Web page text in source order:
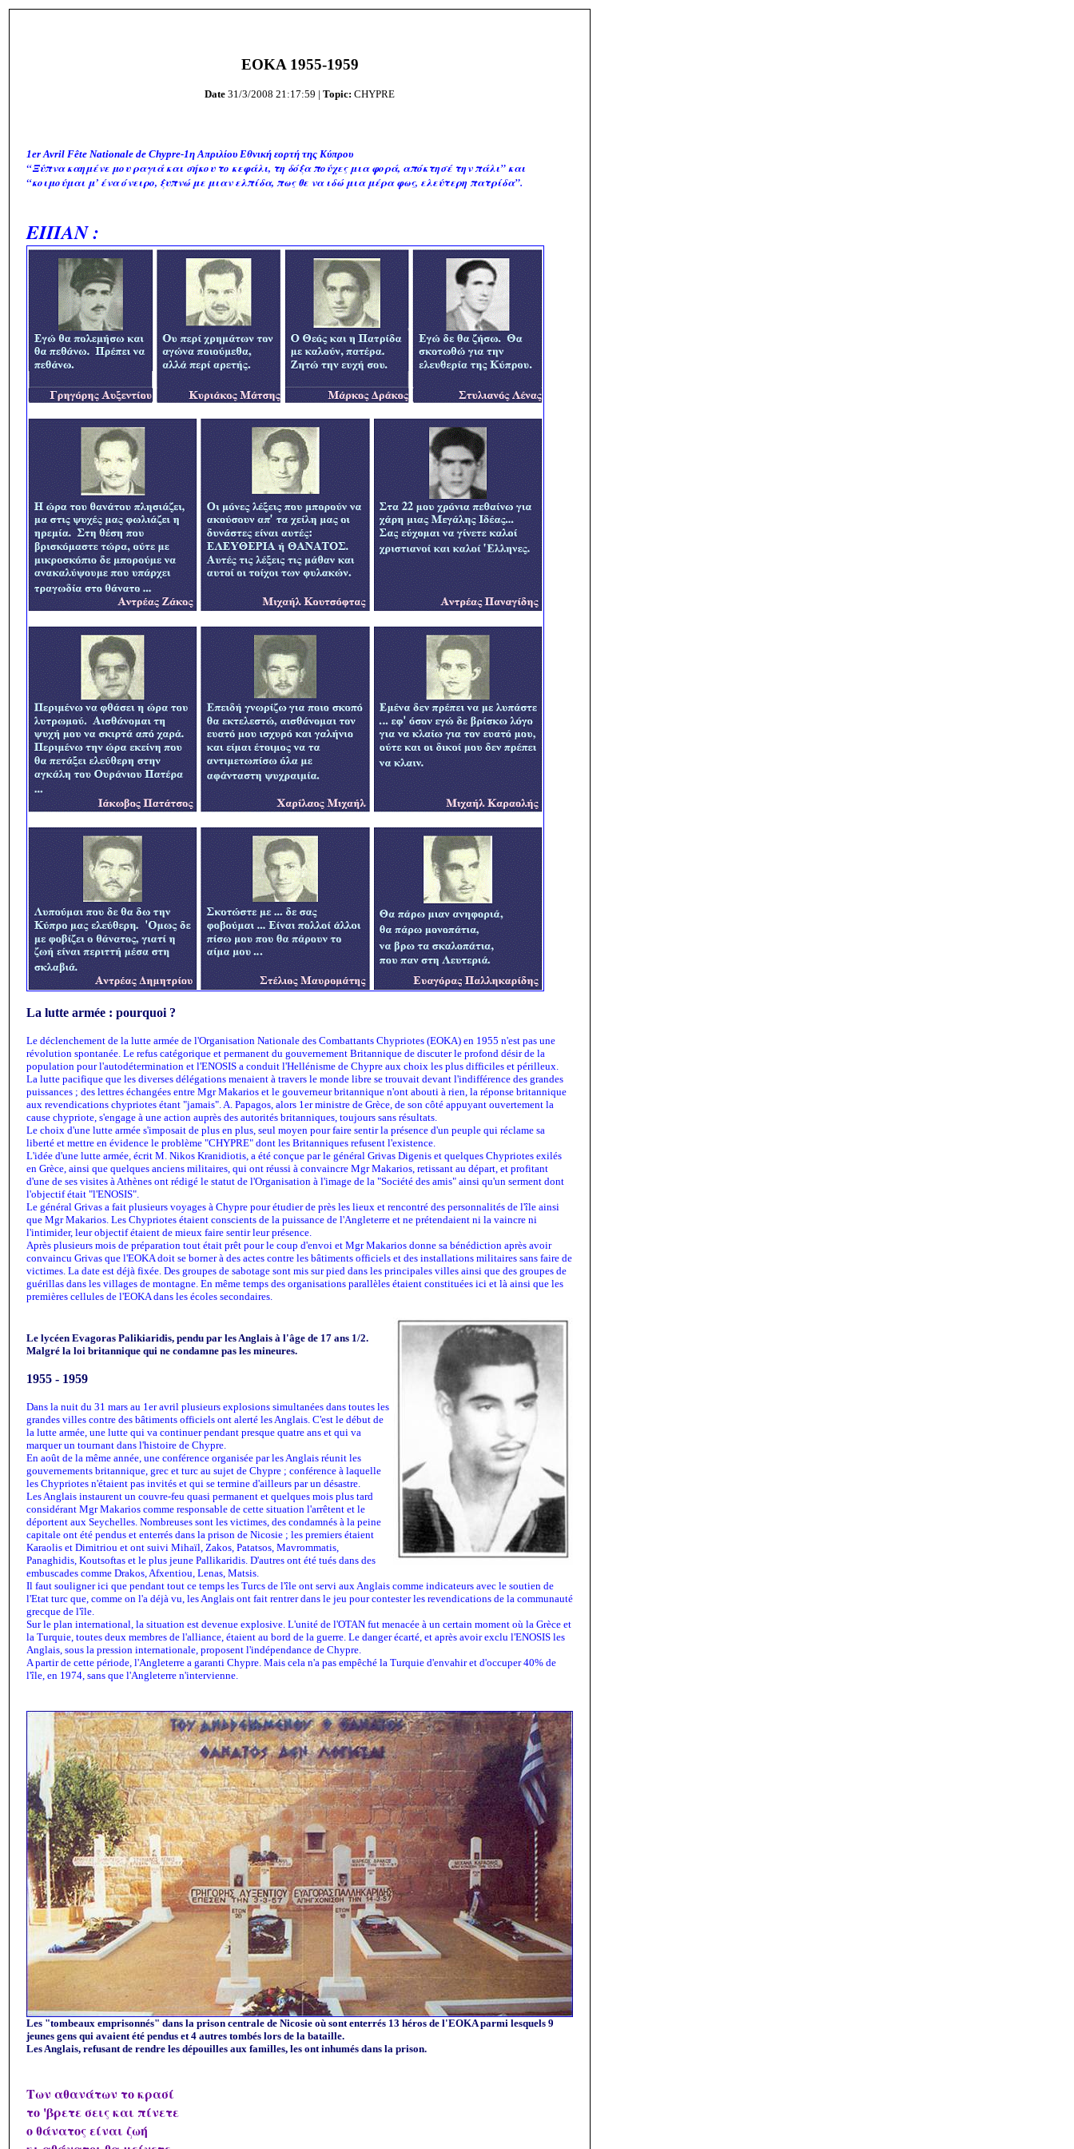
EOKA 1955-1959
Date 31/3/2008 21:17:59 | Topic: CHYPRE
1er Avril Fête Nationale de Chypre-1η Απριλίου Εθνική εορτή της Κύπρου
“Ξύπνα καημένε μου ραγιά και σήκου το κεφάλι, τη δόξα πούχες μια φορά, απόκτησέ την πάλι” και
“κοιμούμαι μ’ ένα όνειρο, ξυπνώ με μιαν ελπίδα, πως θε να ιδώ μια μέρα φως, ελεύτερη πατρίδα”.
ΕΙΠΑΝ :
La lutte armée : pourquoi ?
Le déclenchement de la lutte armée de l'Organisation Nationale des Combattants Chypriotes (EOKA) en 1955 n'est pas une
révolution spontanée. Le refus catégorique et permanent du gouvernement Britannique de discuter le profond désir de la
population pour l'autodétermination et l'ENOSIS a conduit l'Hellénisme de Chypre aux choix les plus difficiles et périlleux.
La lutte pacifique que les diverses délégations menaient à travers le monde libre se trouvait devant l'indifférence des grandes
puissances ; des lettres échangées entre Mgr Makarios et le gouverneur britannique n'ont abouti à rien, la réponse britannique
aux revendications chypriotes étant "jamais". A. Papagos, alors 1er ministre de Grèce, de son côté appuyant ouvertement la
cause chypriote, s'engage à une action auprès des autorités britanniques, toujours sans résultats.
Le choix d'une lutte armée s'imposait de plus en plus, seul moyen pour faire sentir la présence d'un peuple qui réclame sa
liberté et mettre en évidence le problème "CHYPRE" dont les Britanniques refusent l'existence.
L'idée d'une lutte armée, écrit M. Nikos Kranidiotis, a été conçue par le général Grivas Digenis et quelques Chypriotes exilés
en Grèce, ainsi que quelques anciens militaires, qui ont réussi à convaincre Mgr Makarios, retissant au départ, et profitant
d'une de ses visites à Athènes ont rédigé le statut de l'Organisation à l'image de la "Société des amis" ainsi qu'un serment dont
l'objectif était "l'ENOSIS".
Le général Grivas a fait plusieurs voyages à Chypre pour étudier de près les lieux et rencontré des personnalités de l'île ainsi
que Mgr Makarios. Les Chypriotes étaient conscients de la puissance de l'Angleterre et ne prétendaient ni la vaincre ni
l'intimider, leur objectif étaient de mieux faire sentir leur présence.
Après plusieurs mois de préparation tout était prêt pour le coup d'envoi et Mgr Makarios donne sa bénédiction après avoir
convaincu Grivas que l'EOKA doit se borner à des actes contre les bâtiments officiels et des installations militaires sans faire de
victimes. La date est déjà fixée. Des groupes de sabotage sont mis sur pied dans les principales villes ainsi que des groupes de
guérillas dans les villages de montagne. En même temps des organisations parallèles étaient constituées ici et là ainsi que les
premières cellules de l'EOKA dans les écoles secondaires.
Le lycéen Evagoras Palikiaridis, pendu par les Anglais à l'âge de 17 ans 1/2.
Malgré la loi britannique qui ne condamne pas les mineures.
1955 - 1959
Dans la nuit du 31 mars au 1er avril plusieurs explosions simultanées dans toutes les
grandes villes contre des bâtiments officiels ont alerté les Anglais. C'est le début de
la lutte armée, une lutte qui va continuer pendant presque quatre ans et qui va
marquer un tournant dans l'histoire de Chypre.
En août de la même année, une conférence organisée par les Anglais réunit les
gouvernements britannique, grec et turc au sujet de Chypre ; conférence à laquelle
les Chypriotes n'étaient pas invités et qui se termine d'ailleurs par un désastre.
Les Anglais instaurent un couvre-feu quasi permanent et quelques mois plus tard
considérant Mgr Makarios comme responsable de cette situation l'arrêtent et le
déportent aux Seychelles. Nombreuses sont les victimes, des condamnés à la peine
capitale ont été pendus et enterrés dans la prison de Nicosie ; les premiers étaient
Karaolis et Dimitriou et ont suivi Mihaïl, Zakos, Patatsos, Mavrommatis,
Panaghidis, Koutsoftas et le plus jeune Pallikaridis. D'autres ont été tués dans des
embuscades comme Drakos, Afxentiou, Lenas, Matsis.
Il faut souligner ici que pendant tout ce temps les Turcs de l'île ont servi aux Anglais comme indicateurs avec le soutien de
l'Etat turc que, comme on l'a déjà vu, les Anglais ont fait rentrer dans le jeu pour contester les revendications de la communauté
grecque de l'île.
Sur le plan international, la situation est devenue explosive. L'unité de l'OTAN fut menacée à un certain moment où la Grèce et
la Turquie, toutes deux membres de l'alliance, étaient au bord de la guerre. Le danger écarté, et après avoir exclu l'ENOSIS les
Anglais, sous la pression internationale, proposent l'indépendance de Chypre.
A partir de cette période, l'Angleterre a garanti Chypre. Mais cela n'a pas empêché la Turquie d'envahir et d'occuper 40% de
l'île, en 1974, sans que l'Angleterre n'intervienne.
Les "tombeaux emprisonnés" dans la prison centrale de Nicosie où sont enterrés 13 héros de l'EOKA parmi lesquels 9
jeunes gens qui avaient été pendus et 4 autres tombés lors de la bataille.
Les Anglais, refusant de rendre les dépouilles aux familles, les ont inhumés dans la prison.
Των αθανάτων το κρασί
το 'βρετε σεις και πίνετε
ο θάνατος είναι ζωή